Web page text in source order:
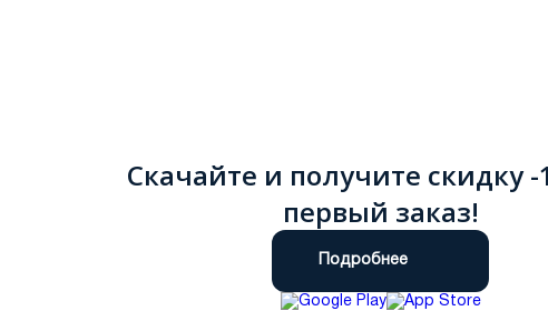
Скачайте и получите скидку -
первый заказ!
Подробнее